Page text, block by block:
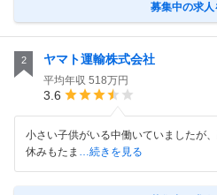
募集中の求人
2 ヤマト運輸株式会社
平均年収 518万円
3.6
小さい子供がいる中働いていましたが
休みもたま …続きを見る